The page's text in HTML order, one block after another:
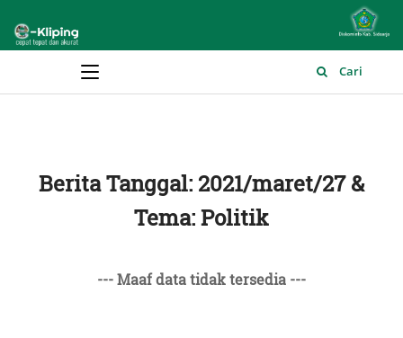
Main Menu Cari
Berita Tanggal: 2021/maret/27 &
Tema: Politik
--- Maaf data tidak tersedia ---